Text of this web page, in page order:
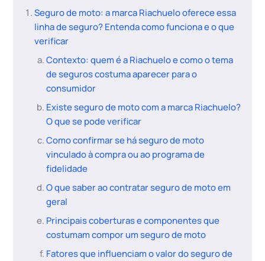
Seguro de moto: a marca Riachuelo oferece essa
linha de seguro? Entenda como funciona e o que
verificar
Contexto: quem é a Riachuelo e como o tema
de seguros costuma aparecer para o
consumidor
Existe seguro de moto com a marca Riachuelo?
O que se pode verificar
Como confirmar se há seguro de moto
vinculado à compra ou ao programa de
fidelidade
O que saber ao contratar seguro de moto em
geral
Principais coberturas e componentes que
costumam compor um seguro de moto
Fatores que influenciam o valor do seguro de